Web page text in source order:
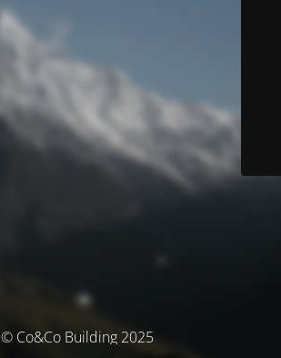
© Co&Co Building 2025